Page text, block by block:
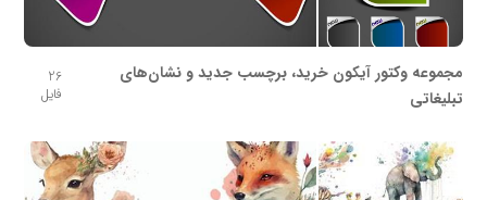
مجموعه وکتور آیکون خرید، برچسب جدید و نشان‌های
تبلیغاتی
26
فایل